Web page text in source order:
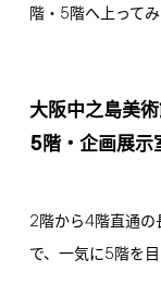
階・ 5階へ上ってみ
大阪中之島美
5階・企画展示
2階から4階直通の
で、一気に5階を目